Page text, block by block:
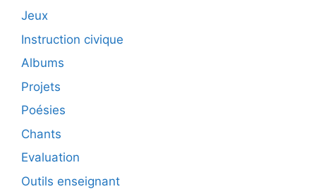
Jeux
Instruction civique
Albums
Projets
Poésies
Chants
Evaluation
Outils enseignant